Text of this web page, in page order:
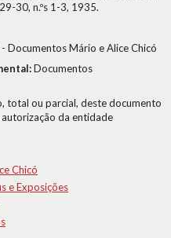
30, n.ºs 1-3, 1935.
- Documentos Mário e Alice Chicó
Documentos
total ou parcial, deste documento
da entidade
Chicó
e Exposições